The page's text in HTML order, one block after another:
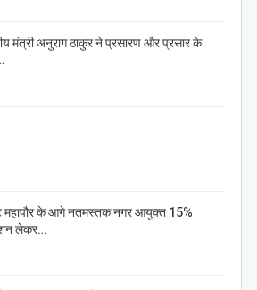
मंत्री अनुराग ठाकुर ने प्रसारण और प्रसार के
महापौर के आगे नतमस्तक नगर आयुक्त 15%
लेकर…